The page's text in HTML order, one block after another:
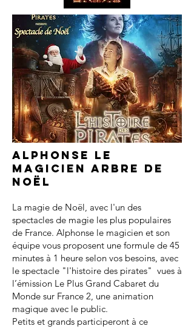
Alphonse le
magicien arbre de
noël
La magie de Noël, avec l'un des
spectacles de magie les plus populaires
de France. Alphonse le magicien et son
équipe vous proposent une formule de 45
minutes à 1 heure selon vos besoins, avec
le spectacle "l'histoire des pirates" vues à
l’émission Le Plus Grand Cabaret du
Monde sur France 2, une animation
magique avec le public.
Petits et grands participeront à ce